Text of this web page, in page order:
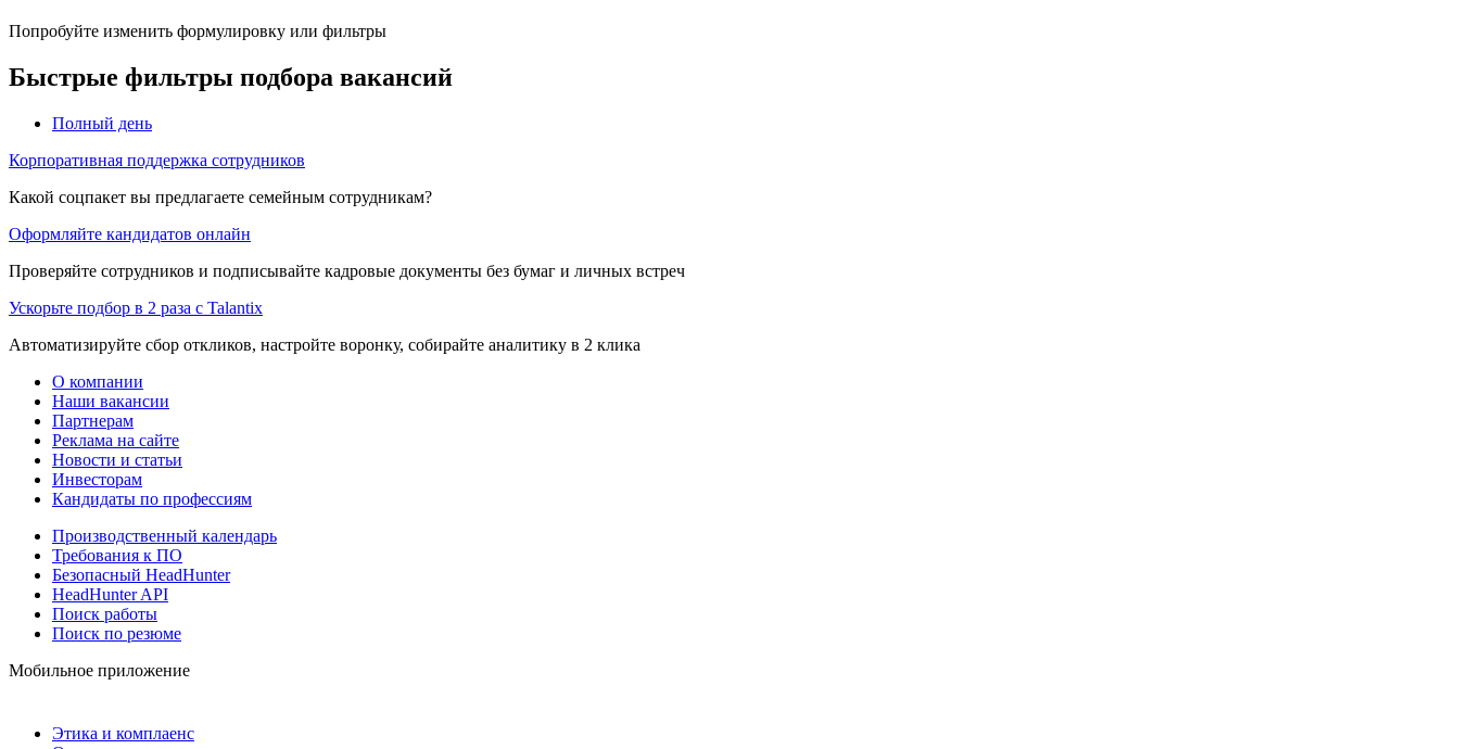
Попробуйте изменить формулировку или фильтры
Быстрые фильтры подбора вакансий
Полный день
Корпоративная поддержка сотрудников
Какой соцпакет вы предлагаете семейным сотрудникам?
Оформляйте кандидатов онлайн
Проверяйте сотрудников и подписывайте кадровые документы без бумаг и личных встреч
Ускорьте подбор в 2 раза с Talantix
Автоматизируйте сбор откликов, настройте воронку, собирайте аналитику в 2 клика
О компании
Наши вакансии
Партнерам
Реклама на сайте
Новости и статьи
Инвесторам
Кандидаты по профессиям
Производственный календарь
Требования к ПО
Безопасный HeadHunter
HeadHunter API
Поиск работы
Поиск по резюме
Мобильное приложение
Этика и комплаенс